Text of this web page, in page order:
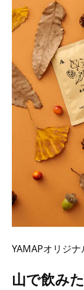
YAMAPオリジ
山で飲み